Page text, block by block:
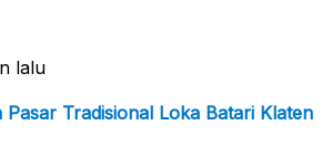
lalu
Pasar Tradisional Loka Batari Klaten